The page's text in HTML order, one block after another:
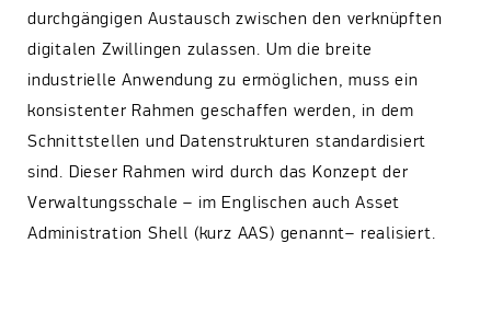
durchgängigen Austausch zwischen den verknüpften
digitalen Zwillingen zulassen. Um die breite
industrielle Anwendung zu ermöglichen, muss ein
konsistenter Rahmen geschaffen werden, in dem
Schnittstellen und Datenstrukturen standardisiert
sind. Dieser Rahmen wird durch das Konzept der
Verwaltungsschale – im Englischen auch Asset
Administration Shell (kurz AAS) genannt– realisiert.